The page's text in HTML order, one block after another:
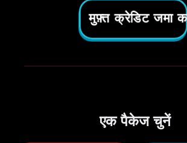
मुफ़्त क्रेडिट जमा
एक पैकेज चुनें